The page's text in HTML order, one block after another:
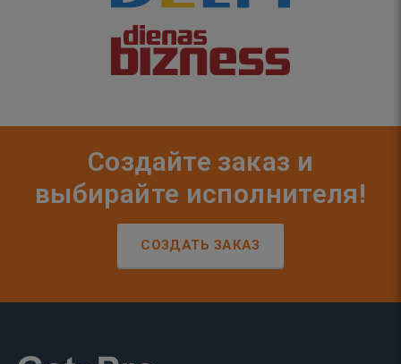
Создайте заказ и
выбирайте исполнителя!
СОЗДАТЬ ЗАКАЗ